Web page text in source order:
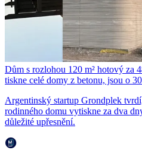
Dům s rozlohou 120 m² hotový za
tiskne celé domy z betonu, jsou o
Argentinský startup Grondplek
rodinného domu vytiskne za dva
důležité upřesnění.